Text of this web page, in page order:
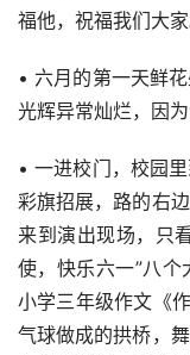
福他，祝福我们大家
• 六月的第一天鲜
光辉异常灿烂，因
• 一进校门，校园
彩旗招展，路的右
来到演出现场，只
使，快乐六一”八个
小学三年级作文《
气球做成的拱桥，